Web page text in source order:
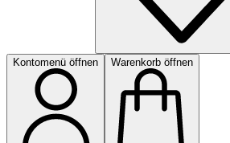
Kontomenü öffnen Warenkorb öffnen